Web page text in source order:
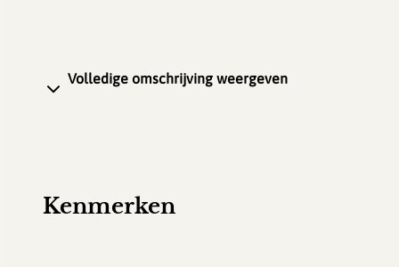
Volledige omschrijving weergeven
Kenmerken